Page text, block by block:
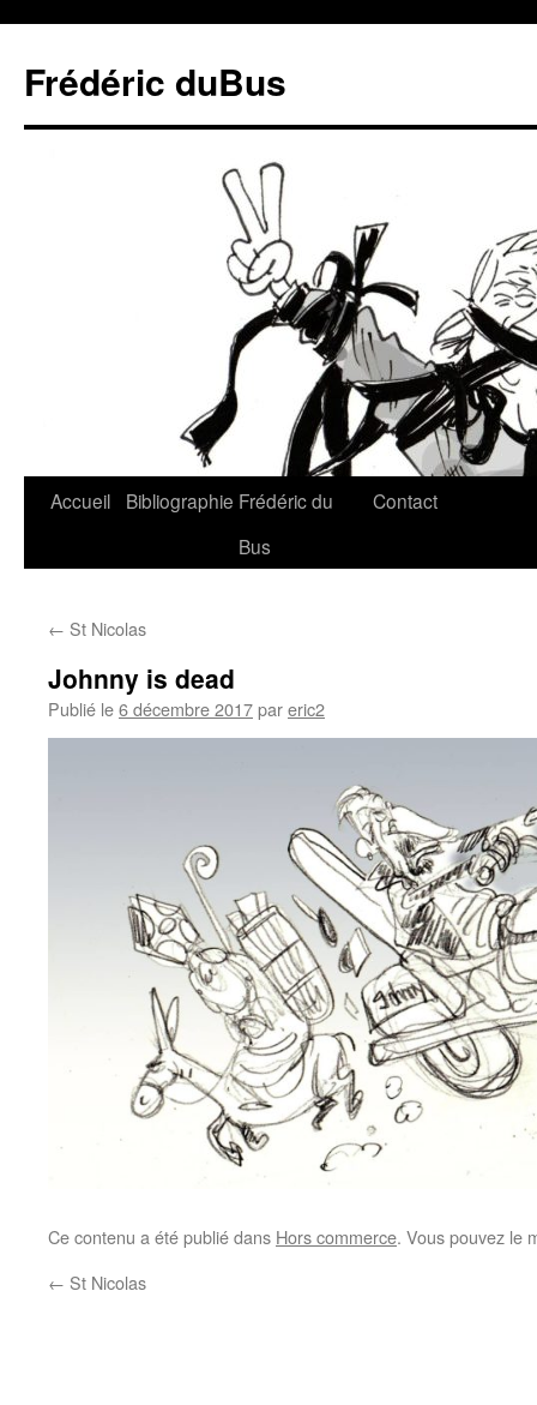
Frédéric duBus
Accueil Bibliographie Frédéric du
Bus
Contact
← St Nicolas
Johnny is dead
Publié le6 décembre 2017pareric2
Ce contenu a été publié dans Hors commerce. Vous pouvez le
← St Nicolas